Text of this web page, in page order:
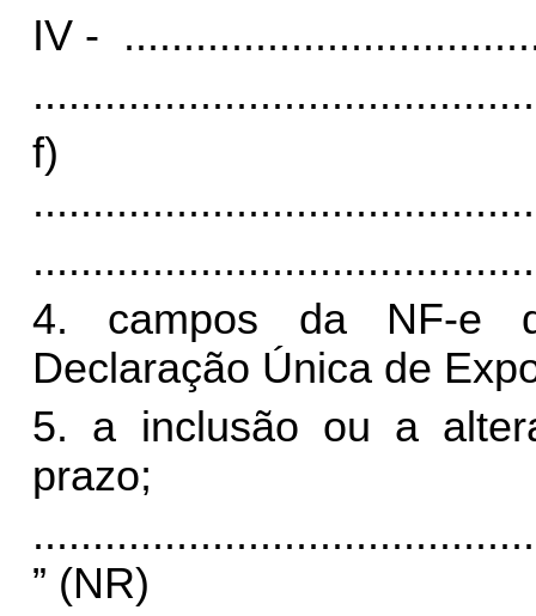
IV -
f)
4. campos da NF-e
Declaração Única de
5. a inclusão ou a
prazo;
” (NR)